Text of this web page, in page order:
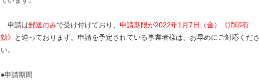
申請は郵送のみで受け付けており、 申請期限が2022年1月7日（金）《消印有
効》
と迫っております。申請を予定されている事業者様は、お早めにご対応くださ
い。
●申請期間